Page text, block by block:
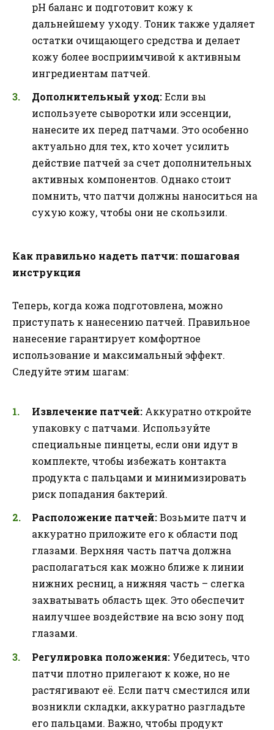
pH баланс и подготовит кожу к
дальнейшему уходу. Тоник также удаляет
остатки очищающего средства и делает
кожу более восприимчивой к активным
ингредиентам патчей.
Дополнительный уход:Если вы
используете сыворотки или эссенции,
нанесите их перед патчами. Это особенно
актуально для тех, кто хочет усилить
действие патчей за счет дополнительных
активных компонентов. Однако стоит
помнить, что патчи должны наноситься на
сухую кожу, чтобы они не скользили.
Как правильно надеть патчи: пошаговая
инструкция
Теперь, когда кожа подготовлена, можно
приступать к нанесению патчей. Правильное
нанесение гарантирует комфортное
использование и максимальный эффект.
Следуйте этим шагам:
Извлечение патчей: Аккуратно откройте
упаковку с патчами. Используйте
специальные пинцеты, если они идут в
комплекте, чтобы избежать контакта
продукта с пальцами и минимизировать
риск попадания бактерий.
Расположение патчей:Возьмите патч и
аккуратно приложите его к области под
глазами. Верхняя часть патча должна
располагаться как можно ближе к линии
нижних ресниц, а нижняя часть – слегка
захватывать область щек. Это обеспечит
наилучшее воздействие на всю зону под
глазами.
Регулировка положения: Убедитесь, что
патчи плотно прилегают к коже, но не
растягивают её. Если патч сместился или
возникли складки, аккуратно разгладьте
его пальцами. Важно, чтобы продукт